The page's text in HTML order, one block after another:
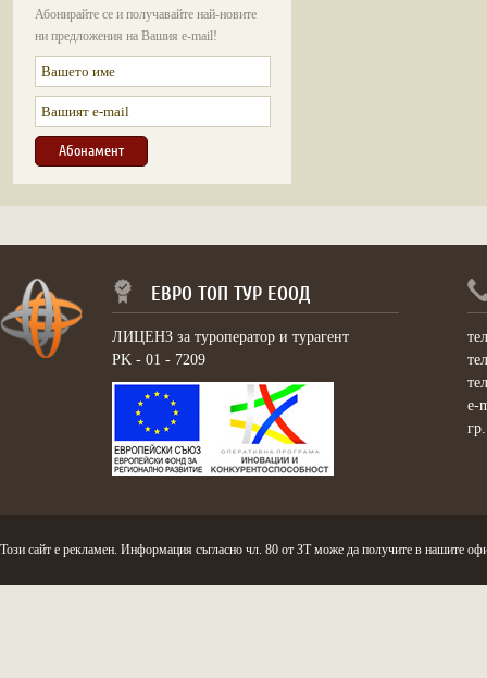
Абонирайте се и получавайте най-новите
ни предложения на Вашия e-mail!
ЕВРО ТОП ТУР ЕООД
ЛИЦЕНЗ за туроператор и турагент
PK - 01 - 7209
e-
Този сайт е рекламен. Информация съгласно чл. 80 от ЗТ може да получите в нашите